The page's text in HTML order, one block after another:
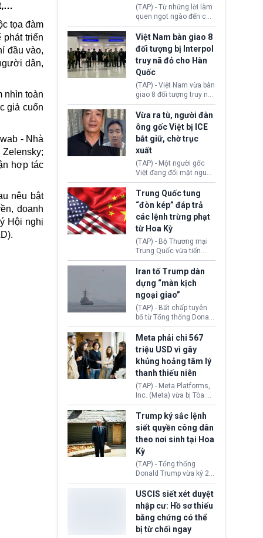
tọa đàm
phát triển
đầu vào,
dân,
nhìn toàn
giả cuốn
- Nhà
hợp tác
nêu bật
doanh
Hội nghị
(TAP) - Từ những lời làm
quen ngọt ngào đến các
“sàn vàng ảo”, bất động
sản trực tuyến cùng
đường dây đánh bạc quy
mô lớn, hai tổ chức tội
phạm xuyên quốc gia đã
dựng lên mạng lưới hoạt
động tại Việt Nam và
Lào, lôi kéo hàng nghìn
người tham gia, luân
chuyển dòng tiền qua
nhiều lớp tài khoản. Sau
hơn 2 tuần phối hợp truy
xét, lực lượng chức năng
hai nước đã bắt giữ 171
Việt Nam bàn giao 8
đối tượng bị Interpol
truy nã đỏ cho Hàn
Quốc
(TAP) - Việt Nam vừa bàn
giao 8 đối tượng truy nã
đỏ Interpol cho lực lượng
chức năng Hàn Quốc.
Nhóm này bị xác định
lừa đảo 619 nạn nhân,
chiếm đoạt hơn 17,7 tỷ
KRW.
Vừa ra tù, người đàn
ông gốc Việt bị ICE
bắt giữ, chờ trục
xuất
(TAP) - Một người gốc
Việt đang đối mặt nguy
cơ bị trục xuất khỏi Hoa
Kỳ sau khi đã chấp hành
xong bản án liên quan
đến tội ác từ hơn 30
năm trước tại California.
Trung Quốc tung
“đòn kép” đáp trả
các lệnh trừng phạt
từ Hoa Kỳ
(TAP) - Bộ Thương mại
Trung Quốc vừa tiến
hành áp đặt lệnh trừng
phạt lên hàng loạt thực
thể và siết chặt kiểm
soát xuất khẩu máy bay
không người lái (UAV)
sang Hoa Kỳ. Động thái
này nhằm đáp trả các
biện pháp hạn chế
thương mại, áp thuế mới
cùng lệnh cấm công
nghệ gần đây từ phía
Washington.
Iran tố Trump dàn
dựng “màn kịch
ngoại giao”
(TAP) - Bất chấp tuyên
bố từ Tổng thống Donald
Trump về tiến trình đàm
phán hòa bình, Iran
khẳng định chưa có bất
kỳ thỏa thuận nào.
Tehran cho rằng, Hoa Kỳ
chỉ đang dàn dựng “màn
kịch ngoại giao” để xoa
dịu căng thẳng.
Meta phải chi 567
triệu USD vì gây
khủng hoảng tâm lý
thanh thiếu niên
(TAP) - Meta Platforms,
Inc. (Meta) vừa bị Tòa án
bang New Mexico yêu
cầu đóng góp 567 triệu
USD vào một quỹ khắc
phục hậu quả. Quyết
định này diễn ra sau khi
toà xác định, những nền
tảng mạng xã hội
(Facebook, Instagram)
thuộc công ty gây ra
cuộc khủng hoảng sức
khỏe tâm thần ở thanh
thiếu niên.
Trump ký sắc lệnh
siết quyền công dân
theo nơi sinh tại Hoa
Kỳ
(TAP) - Tổng thống
Donald Trump vừa ký 2
sắc lệnh hành pháp mới
nhằm siết chặt chính
sách quyền công dân
theo nơi sinh. Động thái
diễn ra sau khi Tòa án
Tối cao Hoa Kỳ
USCIS siết xét duyệt
nhập cư: Hồ sơ thiếu
bằng chứng có thể
bị từ chối ngay